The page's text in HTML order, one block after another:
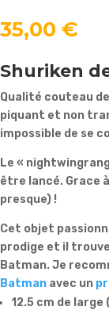
35,00 €
Shuriken
Qualité couteau
piquant et non
impossible de se
Le «
être lancé. Grace
presque) !
Cet objet
prodige et il
Batman. Je
Batman avec un
12.5 cm de